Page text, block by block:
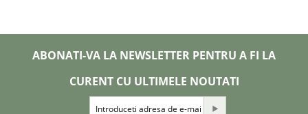
ABONATI-VA LA NEWSLETTER PENTRU A FI LA
CURENT CU ULTIMELE NOUTATI